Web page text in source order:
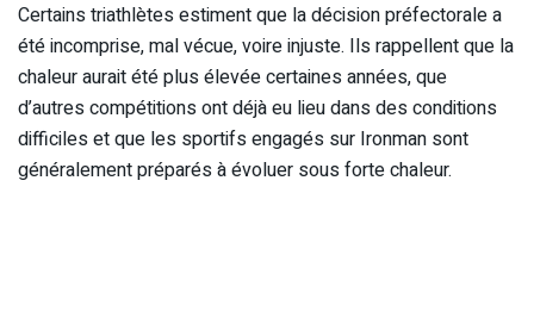
Certains triathlètes estiment que la décision préfectorale a
été incomprise, mal vécue, voire injuste. Ils rappellent que la
chaleur aurait été plus élevée certaines années, que
d’autres compétitions ont déjà eu lieu dans des conditions
difficiles et que les sportifs engagés sur Ironman sont
généralement préparés à évoluer sous forte chaleur.